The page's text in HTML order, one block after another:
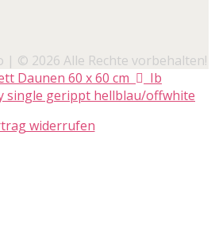
| © 2026 Alle Rechte vorbehalten!
Daunen 60 x 60 cm
Ib
single gerippt hellblau/offwhite
widerrufen